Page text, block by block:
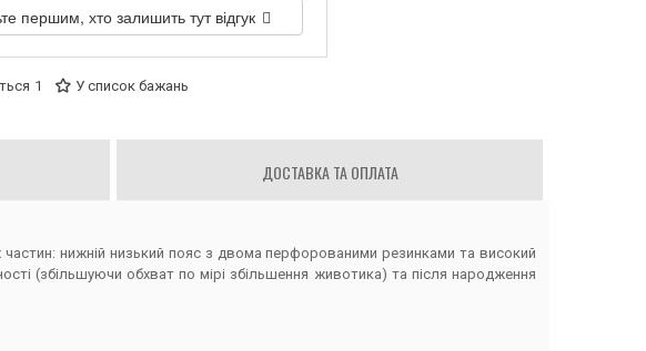
першим, хто залишить тут відгук
1 У список бажань
ДОСТАВКА ТА ОПЛАТА
нижній низький пояс з двома перфорованими резинками та високий
(збільшуючи обхват по мірі збільшення животика) та після народження